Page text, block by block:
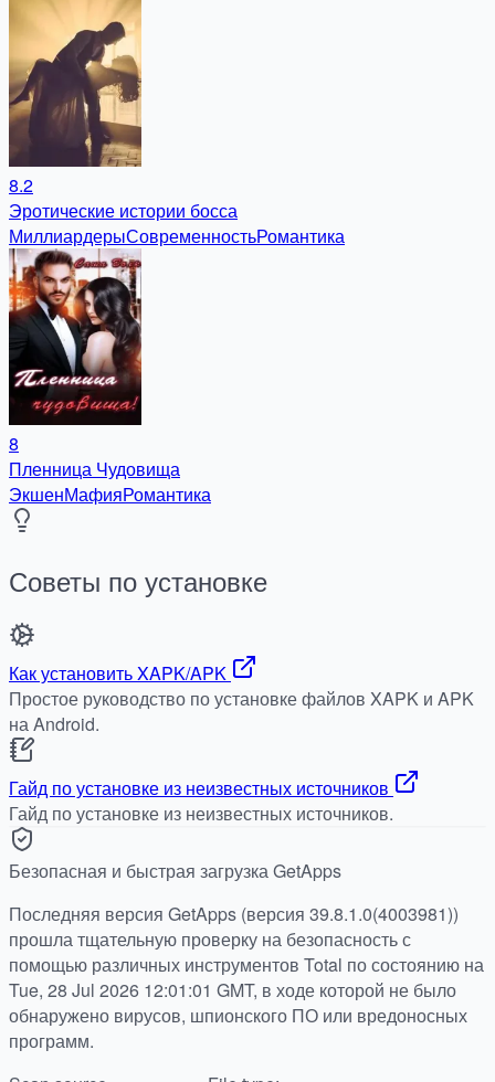
8.2
Эротические истории босса
МиллиардерыСовременностьРомантика
8
Пленница Чудовища
ЭкшенМафияРомантика
Советы по установке
Как установить XAPK/APK
Простое руководство по установке файлов XAPK и APK
на Android.
Гайд по установке из неизвестных источников
Гайд по установке из неизвестных источников.
Безопасная и быстрая загрузка GetApps
Последняя версия GetApps (версия 39.8.1.0(4003981))
прошла тщательную проверку на безопасность с
помощью различных инструментов Total по состоянию на
Tue, 28 Jul 2026 12:01:01 GMT, в ходе которой не было
обнаружено вирусов, шпионского ПО или вредоносных
программ.